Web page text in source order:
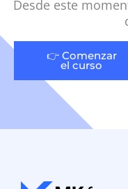
Desde este
👉 Comenzar
el curso